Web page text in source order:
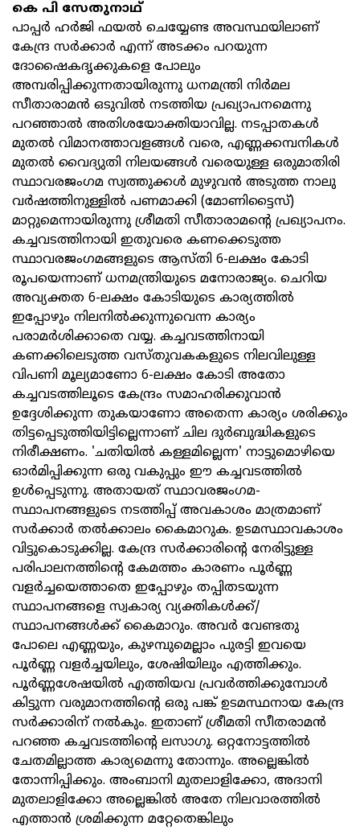
കെ പി സേതുനാഥ്
പാപ്പര്‍ ഹര്‍ജി ഫയല്‍ ചെയ്യേണ്ട അവസ്ഥയിലാണ്
കേന്ദ്ര സര്‍ക്കാര്‍ എന്ന് അടക്കം പറയുന്ന
ദോഷൈകദൃക്കുകളെ പോലും
അമ്പരിപ്പിക്കുന്നതായിരുന്നു ധനമന്ത്രി നിര്‍മല
സീതാരാമന്‍ ഒടുവില്‍ നടത്തിയ പ്രഖ്യാപനമെന്നു
പറഞ്ഞാല്‍ അതിശയോക്തിയാവില്ല. നടപ്പാതകള്‍
മുതല്‍ വിമാനത്താവളങ്ങള്‍ വരെ, എണ്ണക്കമ്പനികള്‍
മുതല്‍ വൈദ്യുതി നിലയങ്ങള്‍ വരെയുള്ള ഒരുമാതിരി
സ്ഥാവരജംഗമ സ്വത്തുക്കള്‍ മുഴുവന്‍ അടുത്ത നാലു
വര്‍ഷത്തിനുള്ളില്‍ പണമാക്കി (മോണിട്ടൈസ്)
മാറ്റുമെന്നായിരുന്നു ശ്രീമതി സീതാരാമന്റെ പ്രഖ്യാപനം.
കച്ചവടത്തിനായി ഇതുവരെ കണക്കെടുത്ത
സ്ഥാവരജംഗമങ്ങളുടെ ആസ്തി 6-ലക്ഷം കോടി
രൂപയെന്നാണ് ധനമന്ത്രിയുടെ മനോരാജ്യം. ചെറിയ
അവ്യക്തത 6-ലക്ഷം കോടിയുടെ കാര്യത്തില്‍
ഇപ്പോഴും നിലനില്‍ക്കുന്നുവെന്ന കാര്യം
പരാമര്‍ശിക്കാതെ വയ്യ. കച്ചവടത്തിനായി
കണക്കിലെടുത്ത വസ്തുവകകളുടെ നിലവിലുള്ള
വിപണി മൂല്യമാണോ 6-ലക്ഷം കോടി അതോ
കച്ചവടത്തിലൂടെ കേന്ദ്രം സമാഹരിക്കുവാന്‍
ഉദ്ദേശിക്കുന്ന തുകയാണോ അതെന്ന കാര്യം ശരിക്കും
തിട്ടപ്പെടുത്തിയിട്ടില്ലെന്നാണ് ചില ദുര്‍ബുദ്ധികളുടെ
നിരീക്ഷണം. 'ചതിയില്‍ കള്ളമില്ലെന്ന' നാട്ടുമൊഴിയെ
ഓര്‍മിപ്പിക്കുന്ന ഒരു വകുപ്പും ഈ കച്ചവടത്തില്‍
ഉള്‍പ്പെടുന്നു. അതായത് സ്ഥാവരജംഗമ-
സ്ഥാപനങ്ങളുടെ നടത്തിപ്പ് അവകാശം മാത്രമാണ്
സര്‍ക്കാര്‍ തല്‍ക്കാലം കൈമാറുക. ഉടമസ്ഥാവകാശം
വിട്ടുകൊടുക്കില്ല. കേന്ദ്ര സര്‍ക്കാരിന്‍റെ നേരിട്ടുള്ള
പരിപാലനത്തിന്‍റെ കേമത്തം കാരണം പൂര്‍ണ്ണ
വളര്‍ച്ചയെത്താതെ ഇപ്പോഴും തപ്പിതടയുന്ന
സ്ഥാപനങ്ങളെ സ്വകാര്യ വ്യക്തികള്‍ക്ക്/
സ്ഥാപനങ്ങള്‍ക്ക് കൈമാറും. അവര്‍ വേണ്ടതു
പോലെ എണ്ണയും, കുഴമ്പുമെല്ലാം പുരട്ടി ഇവയെ
പൂര്‍ണ്ണ വളര്‍ച്ചയിലും, ശേഷിയിലും എത്തിക്കും.
പൂര്‍ണ്ണശേഷയില്‍ എത്തിയവ പ്രവര്‍ത്തിക്കുമ്പോള്‍
കിട്ടുന്ന വരുമാനത്തിന്റെ ഒരു പങ്ക് ഉടമസ്ഥനായ കേന്ദ്ര
സര്‍ക്കാരിന് നല്‍കും. ഇതാണ് ശ്രീമതി സീതരാമന്‍
പറഞ്ഞ കച്ചവടത്തിന്റെ ലസാഗു. ഒറ്റനോട്ടത്തില്‍
ചേതമില്ലാത്ത കാര്യമെന്നു തോന്നും. അല്ലെങ്കില്‍
തോന്നിപ്പിക്കും. അംബാനി മുതലാളിക്കോ, അദാനി
മുതലാളിക്കോ അല്ലെങ്കില്‍ അതേ നിലവാരത്തില്‍
എത്താന്‍ ശ്രമിക്കുന്ന മറ്റേതെങ്കിലും